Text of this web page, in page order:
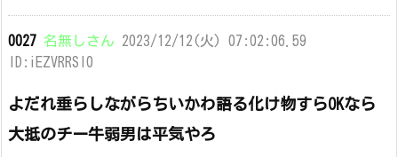
0027 名無しさん 2023/12/12(火) 07:02:06.59
ID:iEZVRRSl0
よだれ垂らしながらちいかわ語る化け物すらOKなら
大抵のチー牛弱男は平気やろ